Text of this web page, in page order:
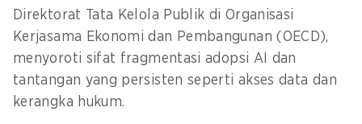
Direktorat Tata Kelola Publik di Organisasi
Kerjasama Ekonomi dan Pembangunan (OECD),
menyoroti sifat fragmentasi adopsi AI dan
tantangan yang persisten seperti akses data dan
kerangka hukum.